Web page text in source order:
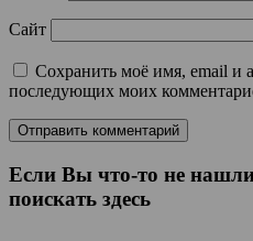
Сайт
Сохранить моё имя, email и
последующих моих
Если Вы что-то не
поискать здесь